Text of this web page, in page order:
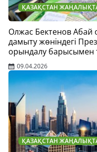
ҚАЗАҚСТАН
Олжас Бектенов Абай
дамыту жөніндегі
орындалу барысымен
09.04.2026
ҚАЗАҚСТАН